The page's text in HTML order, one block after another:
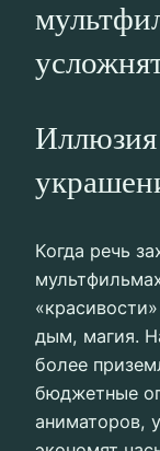
Иллюзия
Когда речь
дым, магия.
более
бюджетные
аниматоров,